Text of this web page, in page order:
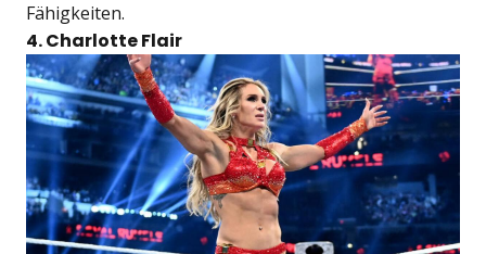
Fähigkeiten.
4. Charlotte Flair